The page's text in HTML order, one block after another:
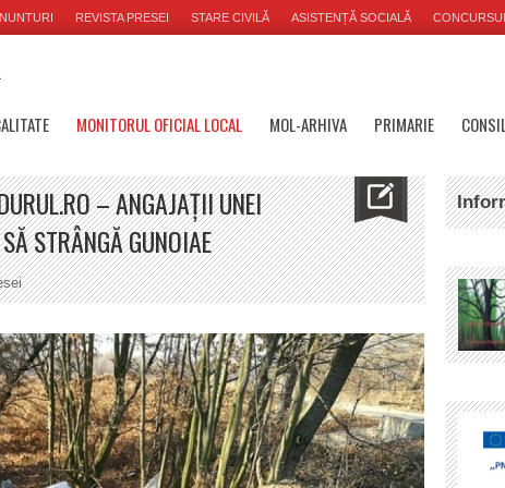
REVISTA PRESEI STARE CIVILĂ ASISTENȚĂ SOCIALĂ
MONITORUL OFICIAL LOCAL MOL-ARHIVA PRIMARIE
– ANGAJAȚII UNEI
STRÂNGĂ GUNOIAE